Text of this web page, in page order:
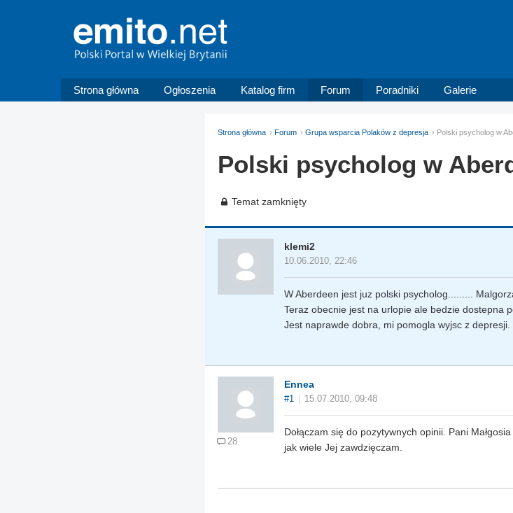
Strona główna Ogłoszenia Katalog firm Forum Poradniki Galerie
Strona główna Forum Grupa wsparcia Polaków z depresja Polski psycholog w
Polski psycholog w
Temat zamknięty
klemi2
10.06.2010, 22:46
W Aberdeen jest juz polski psycholog.........
Teraz obecnie jest na urlopie ale bedzie dostepna
Jest naprawde dobra, mi pomogla wyjsc z depresji.
28
Ennea
#1 15.07.2010, 09:48
Dołączam się do pozytywnych opinii. Pani
jak wiele Jej zawdzięczam.